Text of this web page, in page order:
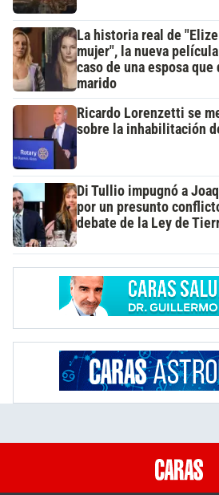
La historia real de
mujer", la nueva
caso de una esposa
marido
Ricardo Lorenzetti se
sobre la inhabilitación
Di Tullio impugnó a
por un presunto
debate de la Ley de